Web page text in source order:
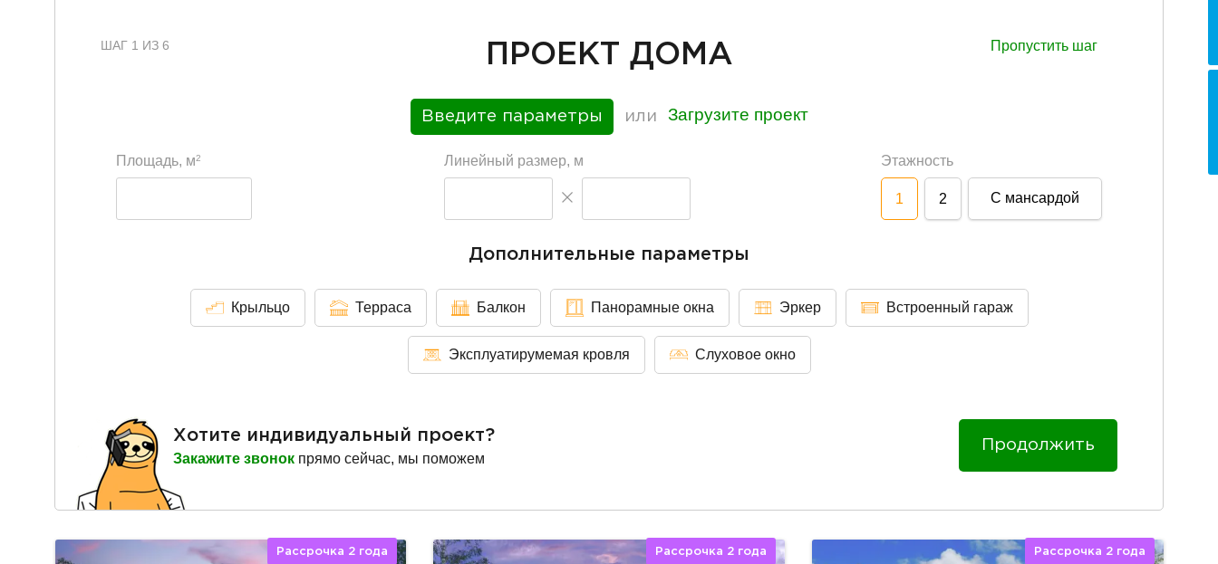
ШАГ 1 ИЗ 6 ПРОЕКТ ДОМА Пропустить шаг
Введите параметры или Загрузите проект
Площадь, м2 Линейный размер, м Этажность
1 2 С мансардой
Дополнительные параметры
Крыльцо Терраса Балкон Панорамные окна Эркер Встроенный гараж
Эксплуатирумемая кровля Слуховое окно
Хотите индивидуальный проект?
Закажите звонок прямо сейчас, мы поможем
Продолжить
Рассрочка 2 года Рассрочка 2 года Рассрочка 2 года